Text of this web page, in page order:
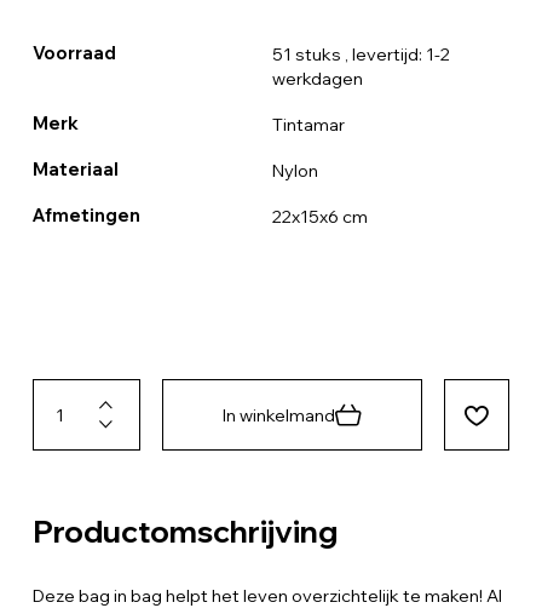
Voorraad 51 stuks , levertijd: 1-2
werkdagen
Merk Tintamar
Materiaal Nylon
Afmetingen 22x15x6 cm
In winkelmand
Productomschrijving
Deze bag in bag helpt het leven overzichtelijk te maken! Al